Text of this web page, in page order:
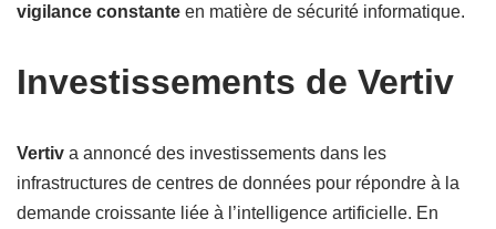
vigilance constante en matière de sécurité informatique.
Investissements de Vertiv
Vertiv a annoncé des investissements dans les
infrastructures de centres de données pour répondre à la
demande croissante liée à l’intelligence artificielle. En